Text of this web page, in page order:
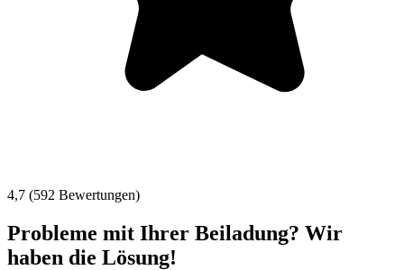
4,7 (592 Bewertungen)
Probleme mit Ihrer Beiladung? Wir
haben die Lösung!